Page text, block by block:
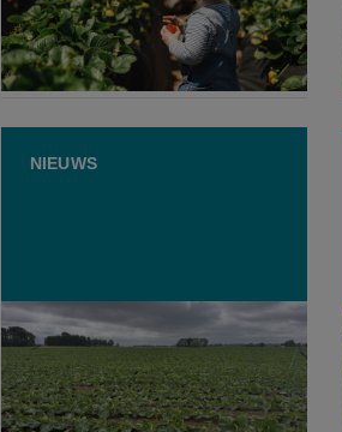
aardbeien wel degelijk legaal
8 JULI 2026
NIEUWS
Verboden middel oxamyl
teruggevonden op
landbouwpercelen bij Grote